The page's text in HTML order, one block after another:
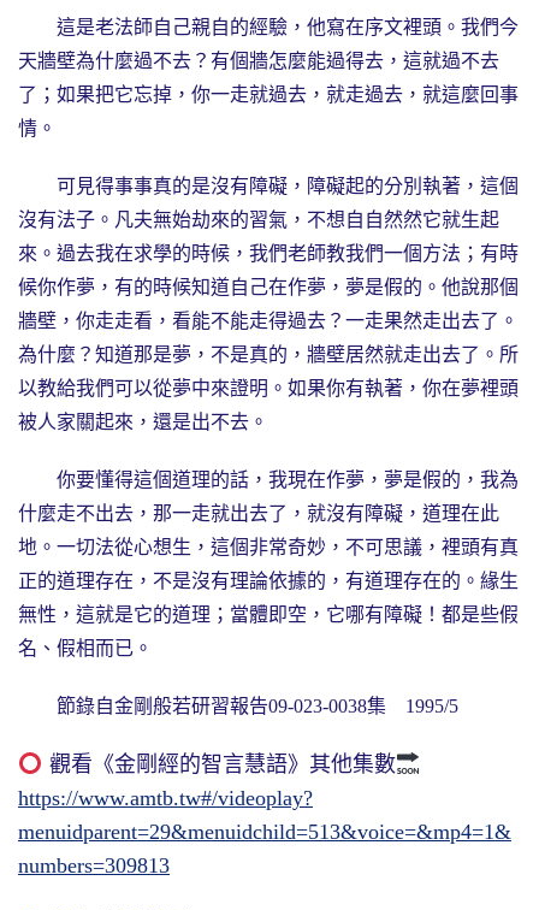
這是老法師自己親自的經驗，他寫在序文裡頭。我們今
天牆壁為什麼過不去？有個牆怎麼能過得去，這就過不去
了；如果把它忘掉，你一走就過去，就走過去，就這麼回事
情。
可見得事事真的是沒有障礙，障礙起的分別執著，這個
沒有法子。凡夫無始劫來的習氣，不想自自然然它就生起
來。過去我在求學的時候，我們老師教我們一個方法；有時
候你作夢，有的時候知道自己在作夢，夢是假的。他說那個
牆壁，你走走看，看能不能走得過去？一走果然走出去了。
為什麼？知道那是夢，不是真的，牆壁居然就走出去了。所
以教給我們可以從夢中來證明。如果你有執著，你在夢裡頭
被人家關起來，還是出不去。
你要懂得這個道理的話，我現在作夢，夢是假的，我為
什麼走不出去，那一走就出去了，就沒有障礙，道理在此
地。一切法從心想生，這個非常奇妙，不可思議，裡頭有真
正的道理存在，不是沒有理論依據的，有道理存在的。緣生
無性，這就是它的道理；當體即空，它哪有障礙！都是些假
名、假相而已。
節錄自金剛般若研習報告09-023-0038集 1995/5
觀看《金剛經的智言慧語》其他集數
https://www.amtb.tw#/videoplay?
menuidparent=29&menuidchild=513&voice=&mp4=1&
numbers=309813